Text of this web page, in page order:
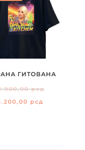
ГИТОВАНА
рсдOriginal
рсд